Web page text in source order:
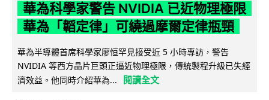
華為科學家警告 NVIDIA 已近物理極限
華為「韜定律」可繞過摩爾定律瓶頸
華為半導體首席科學家廖恒罕見接受近 5 小時專訪，警告
NVIDIA 等西方晶片巨頭正逼近物理極限，傳統製程升級已失經
濟效益。他同時介紹華為...
閱讀全文